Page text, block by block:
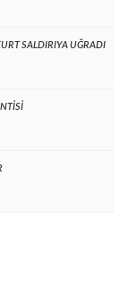
SALDIRIYA UĞRADI